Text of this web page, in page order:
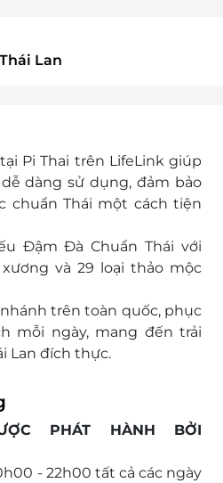
25, Bình Thạnh, HCM
Phường 4, Quận 10, Hồ Chí
tâm mua sắm Aeon - Tân
Tân Phú, phường Sơn Kỳ,
Minh
Quận 10, Thành phố Hồ Chí
2, Quận Phú Nhuận
12, Quận 5, Hồ Chí
Linh Chiểu, Thành
3, HCM
7, Quận Gò Vấp
12, Quận 10, HCM
Lan
Pi Thai trên LifeLink giúp
dàng sử dụng, đảm bảo
chuẩn Thái một cách tiện
Đậm Đà Chuẩn Thái với
và 29 loại thảo mộc
nhánh trên toàn quốc, phục
mỗi ngày, mang đến trải
Lan đích thực.
hương thơm và nêm
nước chấm đặc trưng.
PHÁT HÀNH BỞI
- 22h00 tất cả các ngày